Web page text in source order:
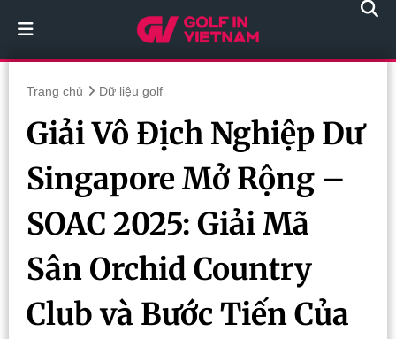
Trang chủ Dữ liệu golf
Giải Vô Địch Nghiệp Dư
Singapore Mở Rộng –
SOAC 2025: Giải Mã
Sân Orchid Country
Club và Bước Tiến Của